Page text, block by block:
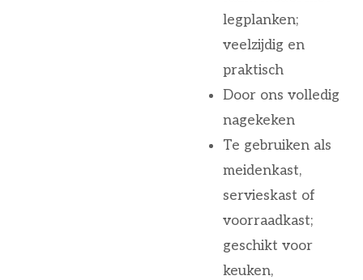
legplanken;
veelzijdig en
praktisch
Door ons volledig
nagekeken
Te gebruiken als
meidenkast,
servieskast of
voorraadkast;
geschikt voor
keuken,